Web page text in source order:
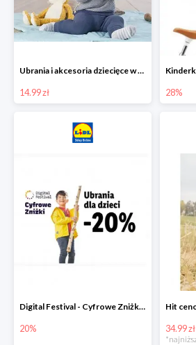
Ubrania i akcesoria dziecięce w Lidlu Online od 14,99 zł
14.99 zł 28%
Digital Festival - Cyfrowe Zniżki Ubrania dla dzieci w Lidlu -20%
20% 34.99 zł